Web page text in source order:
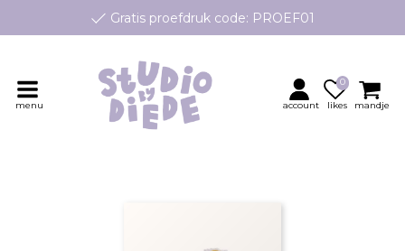
Gratis proefdruk code: PROEF01
geboortekaartjes op maat, speciaal ontworpen voor jouw
Persoonlijk contact en advies
menu account likes
0
mandje